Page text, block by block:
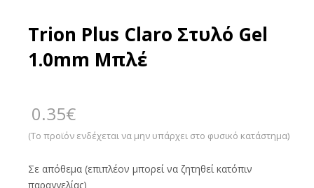
Trion Plus Claro Στυλό Gel
1.0mm Μπλέ
0.35€
(Το προϊόν ενδέχεται να μην υπάρχει στο φυσικό κατάστημα)
Σε απόθεμα (επιπλέον μπορεί να ζητηθεί κατόπιν
παραγγελίας)